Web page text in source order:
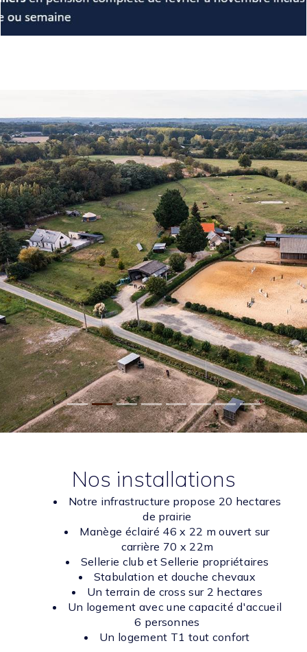
Nos installations
Notre infrastructure propose 20 hectares
de prairie
Manège éclairé 46 x 22 m ouvert sur
carrière 70 x 22m
Sellerie club et Sellerie propriétaires
Stabulation et douche chevaux
Un terrain de cross sur 2 hectares
Un logement avec une capacité d'accueil
6 personnes
Un logement T1 tout confort